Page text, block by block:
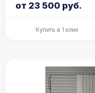
от 23 500 руб.
Купить в 1 клик